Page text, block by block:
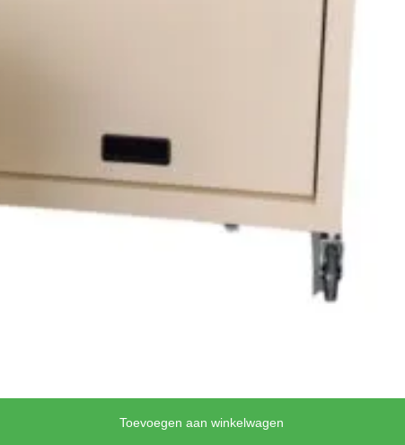
Toevoegen aan winkelwagen